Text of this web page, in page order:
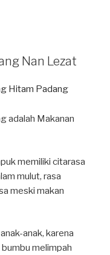
Nan Lezat
adalah Makanan
memiliki citarasa
mulut, rasa
meski makan
anak, karena
melimpah